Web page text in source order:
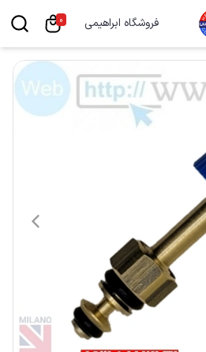
فروشگاه ابراهیمی 0